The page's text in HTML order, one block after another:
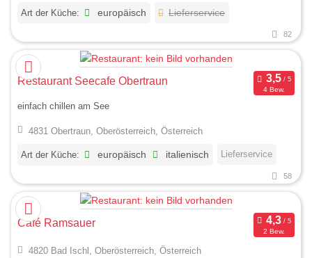
Art der Küche: europäisch Lieferservice
82
Restaurant Seecafe Obertraun
4 Bew.
einfach chillen am See
4831 Obertraun, Oberösterreich, Österreich
Art der Küche: europäisch italienisch Lieferservice
58
Café Ramsauer
2 Bew.
4820 Bad Ischl, Oberösterreich, Österreich